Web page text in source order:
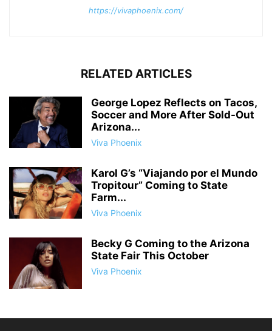
https://vivaphoenix.com/
RELATED ARTICLES
George Lopez Reflects on Tacos,
Soccer and More After Sold-Out
Arizona...
Viva Phoenix
Karol G’s “Viajando por el Mundo
Tropitour” Coming to State
Farm...
Viva Phoenix
Becky G Coming to the Arizona
State Fair This October
Viva Phoenix